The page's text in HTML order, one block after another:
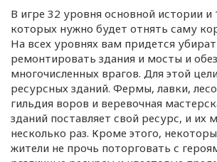
В игре 32 уровня основной истории и
которых нужно будет отнять саму
На всех уровнях вам придется
ремонтировать здания и мосты и
многочисленных врагов. Для этой
ресурсных зданий. Фермы, лавки,
гильдия воров и веревочная
зданий поставляет свой ресурс, и их
несколько раз. Кроме этого,
жители не прочь поторговать с